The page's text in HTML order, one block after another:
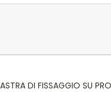
DI FISSAGGIO SU